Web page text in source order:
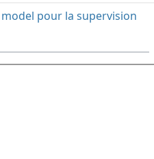
pour la supervision